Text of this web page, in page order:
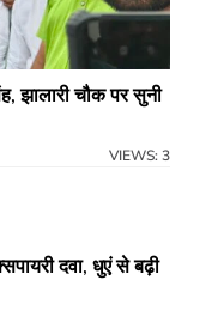
झालारी चौक पर सुनी
VIEWS: 3
दवा, धुएं से बढ़ी